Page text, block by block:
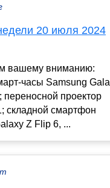
20 июля 2024
вашему вниманию:
часы Samsung
переносной проектор
складной смартфон
Z Flip 6, ...